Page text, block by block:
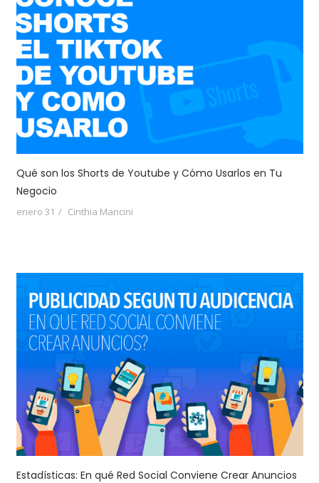
Qué son los Shorts de Youtube y Cómo Usarlos en Tu
Negocio
enero 31 Cinthia Mancini
Estadísticas: En qué Red Social Conviene Crear Anuncios